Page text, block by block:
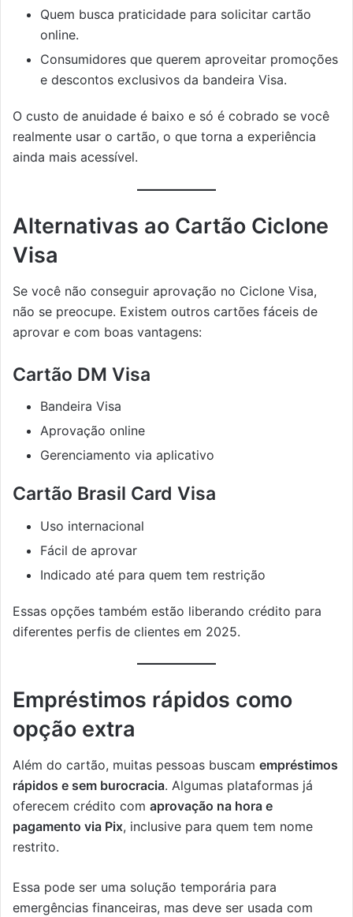
Quem busca praticidade para solicitar cartão
online.
Consumidores que querem aproveitar promoções
e descontos exclusivos da bandeira Visa.
O custo de anuidade é baixo e só é cobrado se você
realmente usar o cartão, o que torna a experiência
ainda mais acessível.
Alternativas ao Cartão Ciclone
Visa
Se você não conseguir aprovação no Ciclone Visa,
não se preocupe. Existem outros cartões fáceis de
aprovar e com boas vantagens:
Cartão DM Visa
Bandeira Visa
Aprovação online
Gerenciamento via aplicativo
Cartão Brasil Card Visa
Uso internacional
Fácil de aprovar
Indicado até para quem tem restrição
Essas opções também estão liberando crédito para
diferentes perfis de clientes em 2025.
Empréstimos rápidos como
opção extra
Além do cartão, muitas pessoas buscam empréstimos
rápidos e sem burocracia. Algumas plataformas já
oferecem crédito com aprovação na hora e
pagamento via Pix, inclusive para quem tem nome
restrito.
Essa pode ser uma solução temporária para
emergências financeiras, mas deve ser usada com